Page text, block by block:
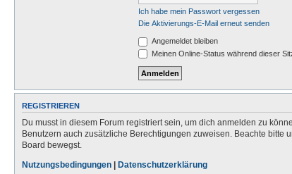
Ich habe mein Passwort vergessen
Die Aktivierungs-E-Mail erneut senden
Angemeldet bleiben
Meinen Online-Status während dieser
REGISTRIEREN
Du musst in diesem Forum registriert sein, um dich anmelden zu
Benutzern auch zusätzliche Berechtigungen zuweisen. Beachte
Board bewegst.
Nutzungsbedingungen | Datenschutzerklärung